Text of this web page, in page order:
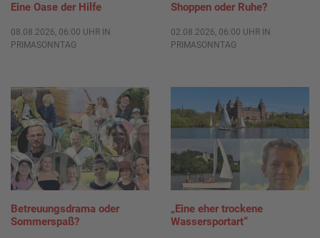
Eine Oase der Hilfe
08.08.2026, 06:00 UHR IN
PRIMASONNTAG
Shoppen oder Ruhe?
02.08.2026, 06:00 UHR IN
PRIMASONNTAG
Betreuungsdrama oder
Sommerspaß?
„Eine eher trockene
Wassersportart“